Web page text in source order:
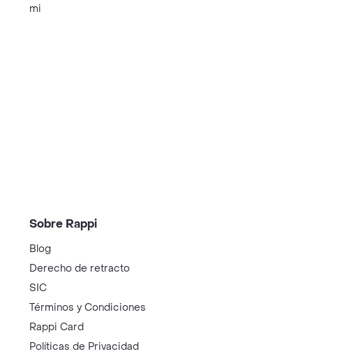
mi
Sobre Rappi
Blog
Derecho de retracto
SIC
Términos y Condiciones
Rappi Card
Políticas de Privacidad